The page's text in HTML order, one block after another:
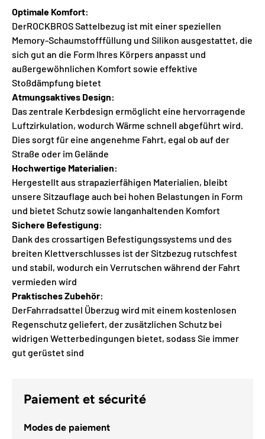
Optimale Komfort:
DerROCKBROS Sattelbezug ist mit einer speziellen
Memory-Schaumstofffüllung und Silikon ausgestattet, die
sich gut an die Form Ihres Körpers anpasst und
außergewöhnlichen Komfort sowie effektive
Stoßdämpfung bietet
Atmungsaktives Design:
Das zentrale Kerbdesign ermöglicht eine hervorragende
Luftzirkulation, wodurch Wärme schnell abgeführt wird.
Dies sorgt für eine angenehme Fahrt, egal ob auf der
Straße oder im Gelände
Hochwertige Materialien:
Hergestellt aus strapazierfähigen Materialien, bleibt
unsere Sitzauflage auch bei hohen Belastungen in Form
und bietet Schutz sowie langanhaltenden Komfort
Sichere Befestigung:
Dank des crossartigen Befestigungssystems und des
breiten Klettverschlusses ist der Sitzbezug rutschfest
und stabil, wodurch ein Verrutschen während der Fahrt
vermieden wird
Praktisches Zubehör:
DerFahrradsattel Überzug wird mit einem kostenlosen
Regenschutz geliefert, der zusätzlichen Schutz bei
widrigen Wetterbedingungen bietet, sodass Sie immer
gut gerüstet sind
Paiement et sécurité
Modes de paiement